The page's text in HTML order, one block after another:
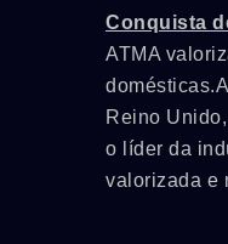
Conquista
ATMA
Reino
o líder da
valorizada e